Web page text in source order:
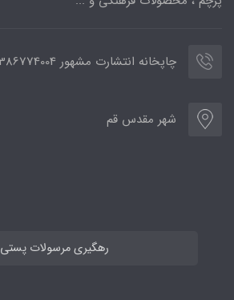
چاپخانه انتشارت مشهور 09386774004
شهر مقدس قم
رهگیری مرسولات پستی